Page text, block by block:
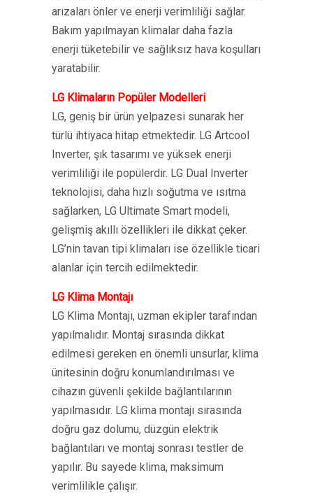
arızaları önler ve enerji verimliliği sağlar.
Bakım yapılmayan klimalar daha fazla
enerji tüketebilir ve sağlıksız hava koşulları
yaratabilir.
LG Klimaların Popüler Modelleri
LG, geniş bir ürün yelpazesi sunarak her
türlü ihtiyaca hitap etmektedir. LG Artcool
Inverter, şık tasarımı ve yüksek enerji
verimliliği ile popülerdir. LG Dual Inverter
teknolojisi, daha hızlı soğutma ve ısıtma
sağlarken, LG Ultimate Smart modeli,
gelişmiş akıllı özellikleri ile dikkat çeker.
LG’nin tavan tipi klimaları ise özellikle ticari
alanlar için tercih edilmektedir.
LG Klima Montajı
LG Klima Montajı, uzman ekipler tarafından
yapılmalıdır. Montaj sırasında dikkat
edilmesi gereken en önemli unsurlar, klima
ünitesinin doğru konumlandırılması ve
cihazın güvenli şekilde bağlantılarının
yapılmasıdır. LG klima montajı sırasında
doğru gaz dolumu, düzgün elektrik
bağlantıları ve montaj sonrası testler de
yapılır. Bu sayede klima, maksimum
verimlilikle çalışır.